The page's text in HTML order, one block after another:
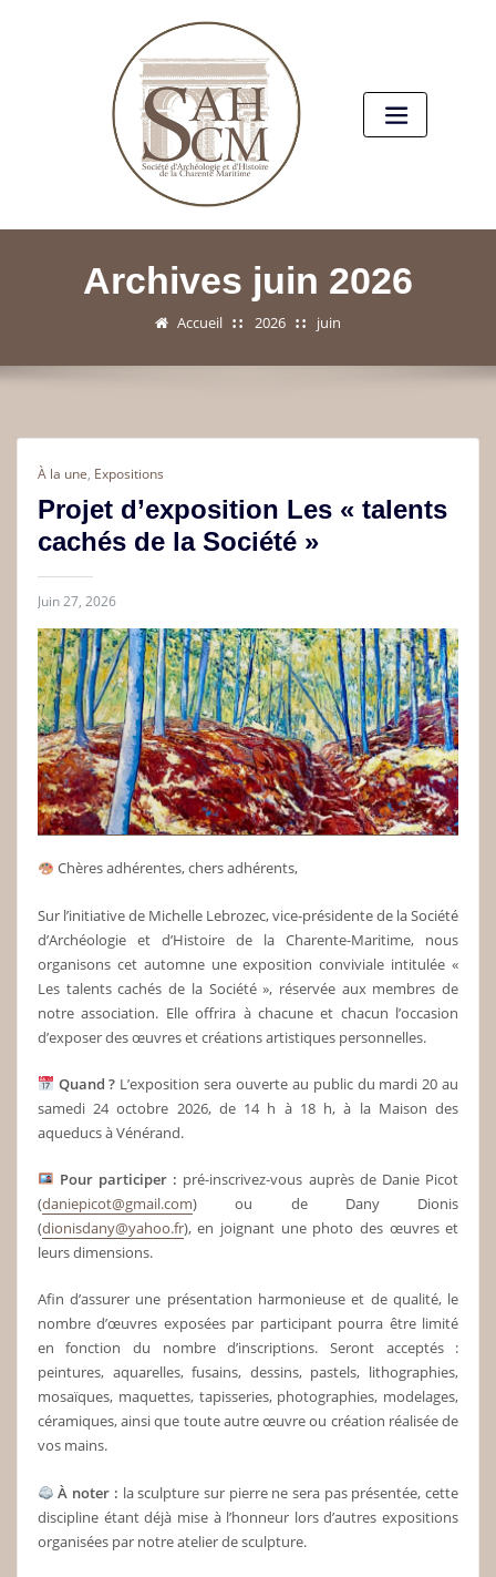
Archives juin 2026
Accueil 2026 juin
À la une, Expositions
Projet d’exposition Les « talents
cachés de la Société »
Juin 27, 2026
Chères adhérentes, chers adhérents,
Sur l’initiative de Michelle Lebrozec, vice‑présidente de la Société
d’Archéologie et d’Histoire de la Charente‑Maritime, nous
organisons cet automne une exposition conviviale intitulée «
Les talents cachés de la Société », réservée aux membres de
notre association. Elle offrira à chacune et chacun l’occasion
d’exposer des œuvres et créations artistiques personnelles.
Quand ? L’exposition sera ouverte au public du mardi 20 au
samedi 24 octobre 2026, de 14 h à 18 h, à la Maison des
aqueducs à Vénérand.
Pour participer : pré‑inscrivez‑vous auprès de Danie Picot
(daniepicot@gmail.com) ou de Dany Dionis
(dionisdany@yahoo.fr), en joignant une photo des œuvres et
leurs dimensions.
Afin d’assurer une présentation harmonieuse et de qualité, le
nombre d’œuvres exposées par participant pourra être limité
en fonction du nombre d’inscriptions. Seront acceptés :
peintures, aquarelles, fusains, dessins, pastels, lithographies,
mosaïques, maquettes, tapisseries, photographies, modelages,
céramiques, ainsi que toute autre œuvre ou création réalisée de
vos mains.
À noter : la sculpture sur pierre ne sera pas présentée, cette
discipline étant déjà mise à l’honneur lors d’autres expositions
organisées par notre atelier de sculpture.